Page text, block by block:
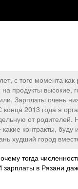
с того момента
продукты
Зарплаты очень
2013 года я
от
контракты,
худший город
тогда
зарплаты в Рязани